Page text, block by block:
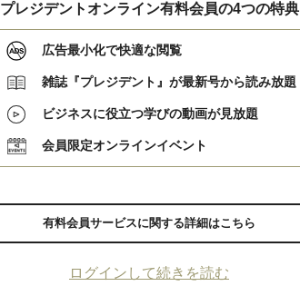
プレジデントオンライン有料会員の4つの特典
広告最小化で快適な閲覧
雑誌『プレジデント』が最新号から読み放題
ビジネスに役立つ学びの動画が見放題
会員限定オンラインイベント
有料会員サービスに関する詳細はこちら
ログインして続きを読む